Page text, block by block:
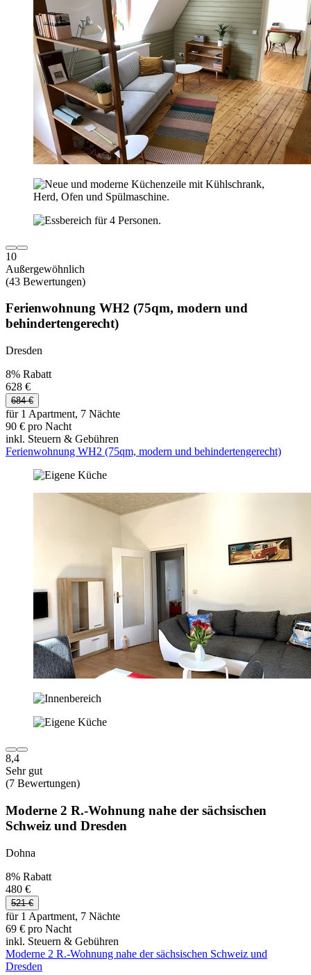
10
Außergewöhnlich
(43 Bewertungen)
Ferienwohnung WH2 (75qm, modern und
behindertengerecht)
Dresden
8% Rabatt
628 €
684 €
für 1 Apartment, 7 Nächte
90 € pro Nacht
inkl. Steuern & Gebühren
Ferienwohnung WH2 (75qm, modern und behindertengerecht)
8,4
Sehr gut
(7 Bewertungen)
Moderne 2 R.-Wohnung nahe der sächsischen
Schweiz und Dresden
Dohna
8% Rabatt
480 €
521 €
für 1 Apartment, 7 Nächte
69 € pro Nacht
inkl. Steuern & Gebühren
Moderne 2 R.-Wohnung nahe der sächsischen Schweiz und
Dresden